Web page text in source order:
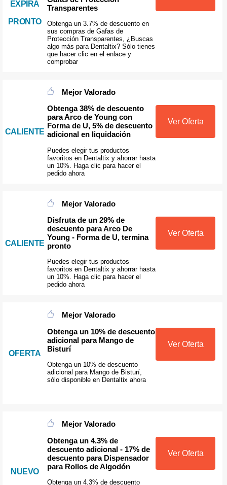
EXPIRA
PRONTO
Transparentes
Obtenga un 3.7% de descuento en
sus compras de Gafas de
Protección Transparentes, ¿Buscas
algo más para Dentaltix? Sólo tienes
que hacer clic en el enlace y
comprobar
CALIENTE
Mejor Valorado
Obtenga 38% de descuento
para Arco de Young con
Forma de U, 5% de descuento
adicional en liquidación
Puedes elegir tus productos
favoritos en Dentaltix y ahorrar hasta
un 10%. Haga clic para hacer el
pedido ahora
Ver Oferta
CALIENTE
Mejor Valorado
Disfruta de un 29% de
descuento para Arco De
Young - Forma de U, termina
pronto
Puedes elegir tus productos
favoritos en Dentaltix y ahorrar hasta
un 10%. Haga clic para hacer el
pedido ahora
Ver Oferta
OFERTA
Mejor Valorado
Obtenga un 10% de descuento
adicional para Mango de
Bisturí
Obtenga un 10% de descuento
adicional para Mango de Bisturí,
sólo disponible en Dentaltix ahora
Ver Oferta
NUEVO
Mejor Valorado
Obtenga un 4.3% de
descuento adicional - 17% de
descuento para Dispensador
para Rollos de Algodón
Obtenga un 4.3% de descuento
Ver Oferta